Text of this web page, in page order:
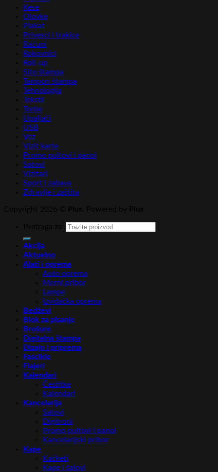
Kese
Olovke
Plakat
Privesci i trakice
Računi
Rokovnici
Roll-up
Sito štampa
Tampon štampa
Tehnologija
Tekstil
Torbe
Upaljači
USB
Vez
Vizit karte
Promo pultovi i panoi
Satovi
Vizitari
Sport i zabava
Zdravlje i zaštita
Akcija
Aktuelno
Alati i oprema
Auto oprema
Merni pribor
Lampe
Izviđačka oprema
Bedževi
Blok za pisanje
Brošure
Digitalna štampa
Dizajn i priprema
Fascikle
Flajeri
Kalendari
Čestitke
Kalendari
Kancelarija
Satovi
Digitroni
Promo pultovi i panoi
Kancelarijski pribor
Kape
Kačketi
Kape i šalovi